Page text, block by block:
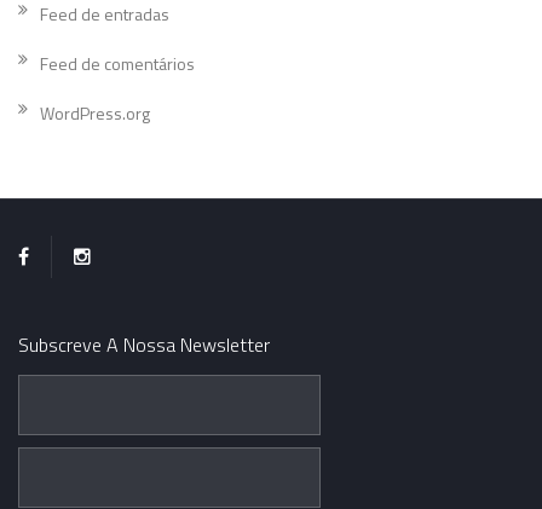
Feed de entradas
Feed de comentários
WordPress.org
Subscreve A Nossa Newsletter